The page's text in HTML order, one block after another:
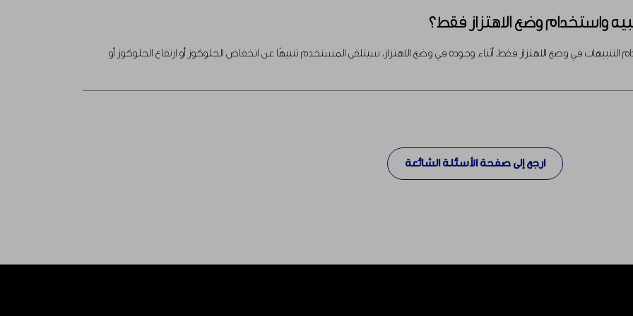
واستخدام وضع الاهتزاز فقط؟
في وضع الاهتزاز فقط. أثناء وجوده في وضع الاهتزاز، سيتلقى المستخدم تنبيهًا عن انخفاض الجلوكوز أو ارتفاع الجلوكوز أو
ارجع إلى صفحة الأسئلة الشائعة